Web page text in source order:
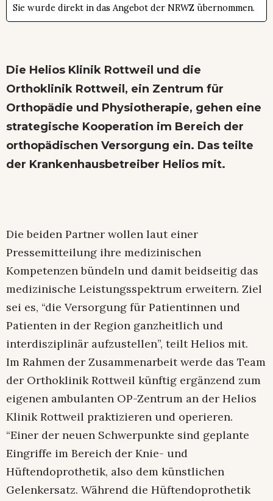
Sie wurde direkt in das Angebot der NRWZ übernommen.
Die Helios Klinik Rottweil und die
Orthoklinik Rottweil, ein Zentrum für
Orthopädie und Physiotherapie, gehen eine
strategische Kooperation im Bereich der
orthopädischen Versorgung ein. Das teilte
der Krankenhausbetreiber Helios mit.
Die beiden Partner wollen laut einer
Pressemitteilung ihre medizinischen
Kompetenzen bündeln und damit beidseitig das
medizinische Leistungsspektrum erweitern. Ziel
sei es, “die Versorgung für Patientinnen und
Patienten in der Region ganzheitlich und
interdisziplinär aufzustellen”, teilt Helios mit.
Im Rahmen der Zusammenarbeit werde das Team
der Orthoklinik Rottweil künftig ergänzend zum
eigenen ambulanten OP-Zentrum an der Helios
Klinik Rottweil praktizieren und operieren.
“Einer der neuen Schwerpunkte sind geplante
Eingriffe im Bereich der Knie- und
Hüftendoprothetik, also dem künstlichen
Gelenkersatz. Während die Hüftendoprothetik